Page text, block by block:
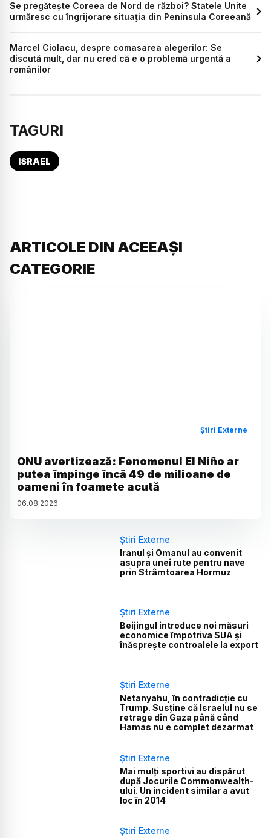
Se pregătește Coreea de Nord de război? Statele Unite
urmăresc cu îngrijorare situația din Peninsula Coreeană
Marcel Ciolacu, despre comasarea alegerilor: Se
discută mult, dar nu cred că e o problemă urgentă a
românilor
TAGURI
ISRAEL
ARTICOLE DIN ACEEAȘI
CATEGORIE
Știri Externe
ONU avertizează: Fenomenul El Niño ar
putea împinge încă 49 de milioane de
oameni în foamete acută
06.08.2026
Știri Externe
Iranul și Omanul au convenit
asupra unei rute pentru nave
prin Strâmtoarea Hormuz
Știri Externe
Beijingul introduce noi măsuri
economice împotriva SUA și
înăsprește controalele la export
Știri Externe
Netanyahu, în contradicție cu
Trump. Susține că Israelul nu se
retrage din Gaza până când
Hamas nu e complet dezarmat
Știri Externe
Mai mulți sportivi au dispărut
după Jocurile Commonwealth-
ului. Un incident similar a avut
loc în 2014
Știri Externe